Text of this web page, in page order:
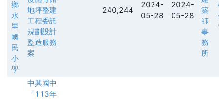
鄉
水
里
國
民
小
學
地坪整建
工程委託
規劃設計
監造服務
案
240,244
2024-
05-28
2024-
05-28
築
師
事
務
所
中興國中
「113年